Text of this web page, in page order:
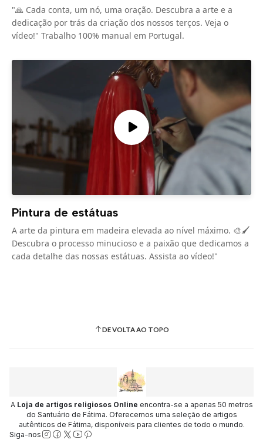
"🙏 Cada conta, um nó, uma oração. Descubra a arte e a
dedicação por trás da criação dos nossos terços. Veja o
vídeo!" Trabalho 100% manual em Portugal.
Pintura de estátuas
A arte da pintura em madeira elevada ao nível máximo. 🎨🖌️
Descubra o processo minucioso e a paixão que dedicamos a
cada detalhe das nossas estátuas. Assista ao vídeo!"
DE VOLTA AO TOPO
A Loja de artigos religiosos Online encontra-se a apenas 50 metros
do Santuário de Fátima. Oferecemos uma seleção de artigos
autênticos de Fátima, disponíveis para clientes de todo o mundo.
Siga-nos